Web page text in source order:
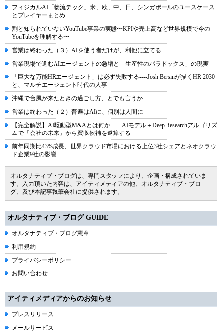
フィジカルAI「物流テック」米、欧、中、日、シンガポールのユースケース
とプレイヤーまとめ
割と知られていないYouTube事業の実態〜KPIや売上高など世界規模で今の
YouTubeを理解する〜
営業は終わった（３）AIを使う者だけが、利他に立てる
営業現場で進むAIエージェントの急増と「生産性のパラドックス」の現実
「巨大な万能HRエージェント」は必ず失敗する----Josh Bersinが描くHR 2030
と、マルチエージェント時代の人事
沖縄で台風が来たときの過ごし方、とでも言うか
営業は終わった（２）普遍はAIに、個別は人間に
【完全解説】AI駆動型M&Aとは何か――AIモデル＋Deep Researchアルゴリズ
ムで「会社の未来」から買収候補を逆算する
前年同期比43%成長、世界クラウド市場における上位3社シェアとネオクラウ
ド企業9社の影響
オルタナティブ・ブログは、専門スタッフにより、企画・構成されていま
す。入力頂いた内容は、アイティメディアの他、オルタナティブ・ブロ
グ、及び本記事執筆会社に提供されます。
オルタナティブ・ブログ GUIDE
オルタナティブ・ブログ憲章
利用規約
プライバシーポリシー
お問い合わせ
アイティメディアからのお知らせ
プレスリリース
メールサービス